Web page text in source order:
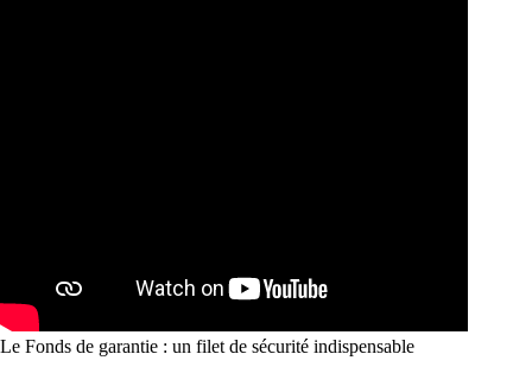
Le Fonds de garantie : un filet de sécurité indispensable